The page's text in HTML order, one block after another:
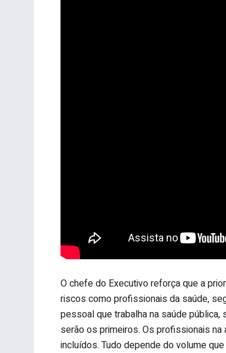
O chefe do Executivo reforça que a
riscos como profissionais da saúde,
pessoal que trabalha na saúde
serão os primeiros. Os profissionais
incluídos. Tudo depende do volume